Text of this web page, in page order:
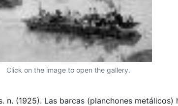
Click on the image to open the gallery.
n. (1925). Las barcas (planchones metálicos)